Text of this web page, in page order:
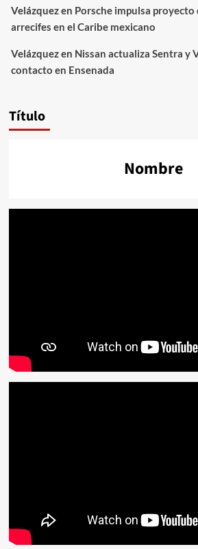
Velázquezen Porsche impulsa
arrecifes en el Caribe mexicano
Velázquezen Nissan actualiza Sentra y
contacto en Ensenada
Título
Nombre